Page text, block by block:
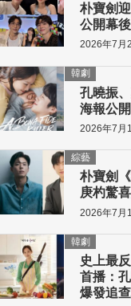
朴寶劍
公開幕
2026年7月
孔曉振
海報公
韓劇
2026年7月
朴寶劍
庚杓驚
綜藝
2026年7月
史上最
首播：
爆發追
韓劇